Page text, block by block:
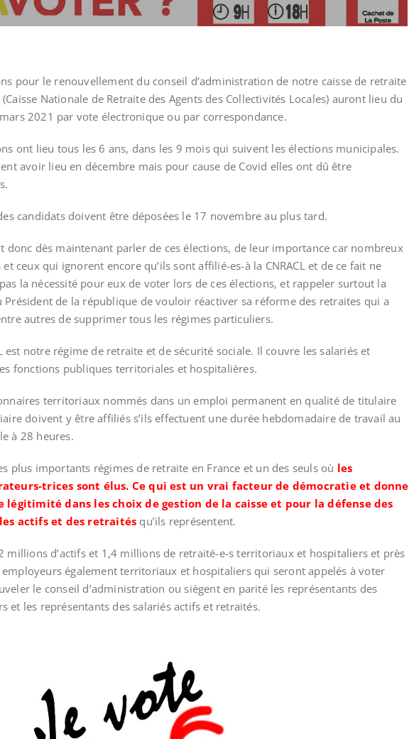
pour le renouvellement du conseil d’administration de notre caisse de retraite
(Caisse Nationale de Retraite des Agents des Collectivités Locales) auront lieu du
2021 par vote électronique ou par correspondance.
ont lieu tous les 6 ans, dans les 9 mois qui suivent les élections municipales.
avoir lieu en décembre mais pour cause de Covid elles ont dû être
candidats doivent être déposées le 17 novembre au plus tard.
donc dès maintenant parler de ces élections, de leur importance car nombreux
et ceux qui ignorent encore qu’ils sont affilié-es-à la CNRACL et de ce fait ne
la nécessité pour eux de voter lors de ces élections, et rappeler surtout la
Président de la république de vouloir réactiver sa réforme des retraites qui a
autres de supprimer tous les régimes particuliers.
est notre régime de retraite et de sécurité sociale. Il couvre les salariés et
fonctions publiques territoriales et hospitalières.
territoriaux nommés dans un emploi permanent en qualité de titulaire
doivent y être affiliés s’ils effectuent une durée hebdomadaire de travail au
à 28 heures.
plus importants régimes de retraite en France et un des seuls où les
trices sont élus. Ce qui est un vrai facteur de démocratie et donne
légitimité dans les choix de gestion de la caisse et pour la défense des
actifs et des retraités qu’ils représentent.
millions d’actifs et 1,4 millions de retraité-e-s territoriaux et hospitaliers et près
également territoriaux et hospitaliers qui seront appelés à voter
le conseil d’administration ou siègent en parité les représentants des
et les représentants des salariés actifs et retraités.